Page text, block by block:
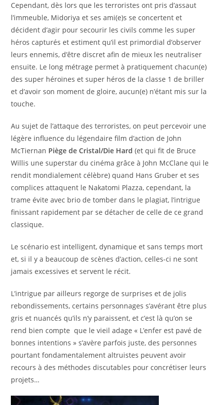
Cependant, dès lors que les terroristes ont pris d’assaut
l’immeuble, Midoriya et ses ami(e)s se concertent et
décident d’agir pour secourir les civils comme les super
héros capturés et estiment qu’il est primordial d’observer
leurs ennemis, d’être discret afin de mieux les neutraliser
ensuite. Le long métrage permet à pratiquement chacun(e)
des super héroïnes et super héros de la classe 1 de briller
et d’avoir son moment de gloire, aucun(e) n’étant mis sur la
touche.
Au sujet de l’attaque des terroristes, on peut percevoir une
légère influence du légendaire film d’action de John
McTiernan Piège de Cristal/Die Hard (et qui fit de Bruce
Willis une superstar du cinéma grâce à John McClane qui le
rendit mondialement célèbre) quand Hans Gruber et ses
complices attaquent le Nakatomi Plazza, cependant, la
trame évite avec brio de tomber dans le plagiat, l’intrigue
finissant rapidement par se détacher de celle de ce grand
classique.
Le scénario est intelligent, dynamique et sans temps mort
et, si il y a beaucoup de scènes d’action, celles-ci ne sont
jamais excessives et servent le récit.
L’intrigue par ailleurs regorge de surprises et de jolis
rebondissements, certains personnages s’avérant être plus
gris et nuancés qu’ils n’y paraissent, et c’est là qu’on se
rend bien compte que le vieil adage « L’enfer est pavé de
bonnes intentions » s’avère parfois juste, des personnes
pourtant fondamentalement altruistes peuvent avoir
recours à des méthodes discutables pour concrétiser leurs
projets…